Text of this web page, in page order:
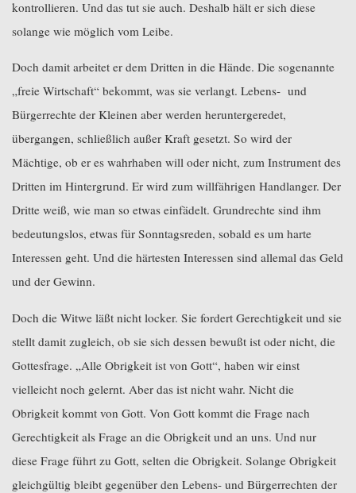
kontrollieren. Und das tut sie auch. Deshalb hält er sich diese
solange wie möglich vom Leibe.
Doch damit arbeitet er dem Dritten in die Hände. Die sogenannte
„freie Wirtschaft“ bekommt, was sie verlangt. Lebens- und
Bürgerrechte der Kleinen aber werden heruntergeredet,
übergangen, schließlich außer Kraft gesetzt. So wird der
Mächtige, ob er es wahrhaben will oder nicht, zum Instrument des
Dritten im Hintergrund. Er wird zum willfährigen Handlanger. Der
Dritte weiß, wie man so etwas einfädelt. Grundrechte sind ihm
bedeutungslos, etwas für Sonntagsreden, sobald es um harte
Interessen geht. Und die härtesten Interessen sind allemal das Geld
und der Gewinn.
Doch die Witwe läßt nicht locker. Sie fordert Gerechtigkeit und sie
stellt damit zugleich, ob sie sich dessen bewußt ist oder nicht, die
Gottesfrage. „Alle Obrigkeit ist von Gott“, haben wir einst
vielleicht noch gelernt. Aber das ist nicht wahr. Nicht die
Obrigkeit kommt von Gott. Von Gott kommt die Frage nach
Gerechtigkeit als Frage an die Obrigkeit und an uns. Und nur
diese Frage führt zu Gott, selten die Obrigkeit. Solange Obrigkeit
gleichgültig bleibt gegenüber den Lebens- und Bürgerrechten der